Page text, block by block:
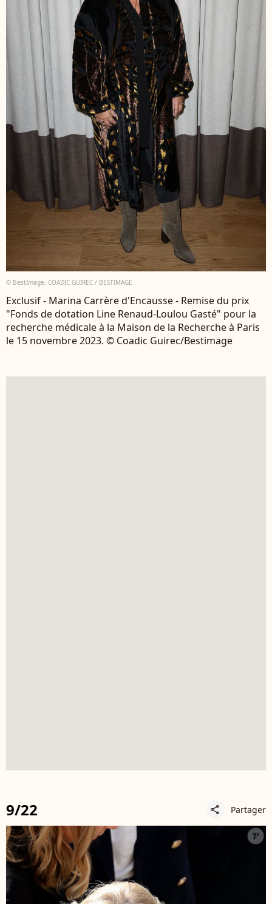
© BestImage, COADIC GUIREC / BESTIMAGE
Exclusif - Marina Carrère d'Encausse - Remise du prix
"Fonds de dotation Line Renaud-Loulou Gasté" pour la
recherche médicale à la Maison de la Recherche à Paris
le 15 novembre 2023. © Coadic Guirec/Bestimage
9/22 share Partager